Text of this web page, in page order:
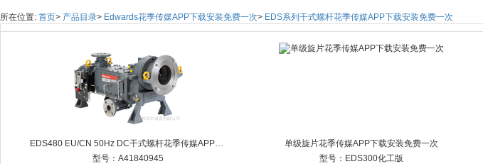
所在位置: 首页> 产品目录> Edwards花季传媒APP下载安装免费一次> EDS系列干式螺杆花季传媒APP下载安装免费一次
EDS480 EU/CN 50Hz DC干式螺杆花季传媒APP下载安装免费一次
型号：A41840945
单级旋片花季传媒APP下载安装免费一次
型号：EDS300化工版